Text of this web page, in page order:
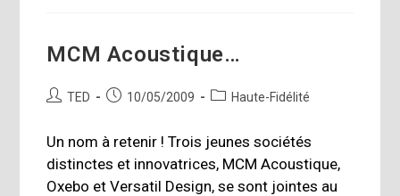
L’ultime
Job
D’été
MCM Acoustique…
Auteur/autrice
publication :
TED
Publication
10/05/2009
PostHaute-Fidélité
Un nom à retenir ! Trois jeunes sociétés
distinctes et innovatrices, MCM Acoustique,
Oxebo et Versatil Design, se sont jointes au